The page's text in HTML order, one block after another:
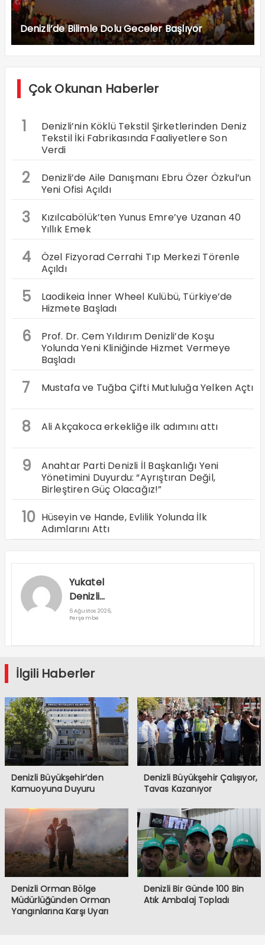
Denizli’de Bilimle Dolu Geceler Başlıyor
Çok Okunan Haberler
1
Denizli’nin Köklü Tekstil Şirketlerinden Deniz
Tekstil İki Fabrikasında Faaliyetlere Son
Verdi
2
Denizli’de Aile Danışmanı Ebru Özer Özkul’un
Yeni Ofisi Açıldı
3
Kızılcabölük’ten Yunus Emre’ye Uzanan 40
Yıllık Emek
4
Özel Fizyorad Cerrahi Tıp Merkezi Törenle
Açıldı
5
Laodikeia İnner Wheel Kulübü, Türkiye’de
Hizmete Başladı
6
Prof. Dr. Cem Yıldırım Denizli’de Koşu
Yolunda Yeni Kliniğinde Hizmet Vermeye
Başladı
7 Mustafa ve Tuğba Çifti Mutluluğa Yelken Açtı
8 Ali Akçakoca erkekliğe ilk adımını attı
9
Anahtar Parti Denizli İl Başkanlığı Yeni
Yönetimini Duyurdu: “Ayrıştıran Değil,
Birleştiren Güç Olacağız!”
10 Hüseyin ve Hande, Evlilik Yolunda İlk
Adımlarını Attı
Yukatel
Denizli
Basket’in
Süper Lig
Başlıyor
6 Ağustos 2026,
Perşembe
İlgili Haberler
Denizli Büyükşehir’den
Kamuoyuna Duyuru
Denizli Büyükşehir Çalışıyor,
Tavas Kazanıyor
Denizli Orman Bölge
Müdürlüğünden Orman
Yangınlarına Karşı Uyarı
Denizli Bir Günde 100 Bin
Atık Ambalaj Topladı